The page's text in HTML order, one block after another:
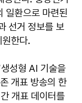
일환으로 마련된
선거 정보를 보
한다.
성형 AI 기술을
개표 방송의 한
개표 데이터를